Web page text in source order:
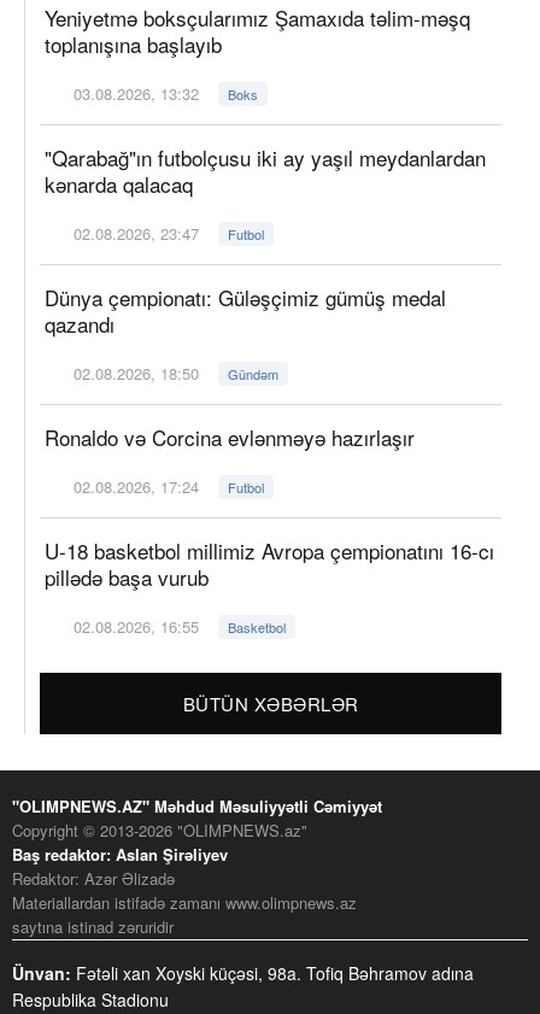
Yeniyetmə boksçularımız Şamaxıda təlim-məşq
toplanışına başlayıb
03.08.2026, 13:32 Boks
"Qarabağ"ın futbolçusu iki ay yaşıl meydanlardan
kənarda qalacaq
02.08.2026, 23:47 Futbol
Dünya çempionatı: Güləşçimiz gümüş medal
qazandı
02.08.2026, 18:50 Gündəm
Ronaldo və Corcina evlənməyə hazırlaşır
02.08.2026, 17:24 Futbol
U-18 basketbol millimiz Avropa çempionatını 16-cı
pillədə başa vurub
02.08.2026, 16:55 Basketbol
BÜTÜN XƏBƏRLƏR
"OLIMPNEWS.AZ" Məhdud Məsuliyyətli Cəmiyyət
Copyright © 2013-2026 "OLIMPNEWS.az"
Baş redaktor: Aslan Şirəliyev
Redaktor: Azər Əlizadə
Materiallardan istifadə zamanı www.olimpnews.az
saytına istinad zəruridir
Ünvan: Fətəli xan Xoyski küçəsi, 98a. Tofiq Bəhramov adına
Respublika Stadionu